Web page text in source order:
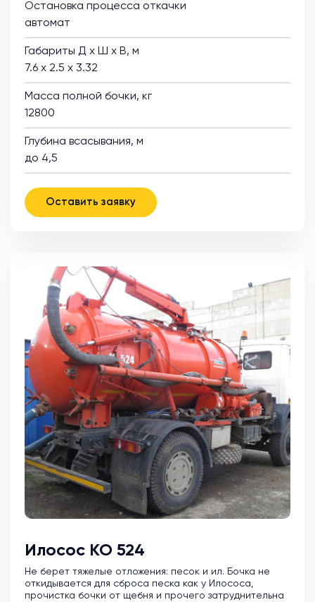
Остановка процесса откачки
автомат
Габариты Д х Ш х В, м
7.6 х 2.5 х 3.32
Масса полной бочки, кг
12800
Глубина всасывания, м
до 4,5
Оставить заявку
Илосос КО 524
Не берет тяжелые отложения: песок и ил. Бочка не
откидывается для сброса песка как у Илососа,
прочистка бочки от щебня и прочего затруднительна